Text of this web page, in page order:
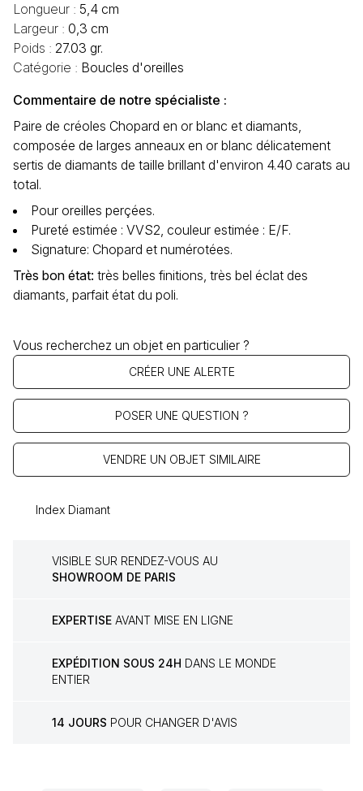
Longueur : 5,4 cm
Largeur : 0,3 cm
Poids : 27.03 gr.
Catégorie : Boucles d'oreilles
Commentaire de notre spécialiste :
Paire de créoles Chopard en or blanc et diamants,
composée de larges anneaux en or blanc délicatement
sertis de diamants de taille brillant d'environ 4.40 carats au
total.
Pour oreilles perçées.
Pureté estimée : VVS2, couleur estimée : E/F.
Signature: Chopard et numérotées.
Très bon état: très belles finitions, très bel éclat des
diamants, parfait état du poli.
Vous recherchez un objet en particulier ?
CRÉER UNE ALERTE
POSER UNE QUESTION ?
VENDRE UN OBJET SIMILAIRE
Index Diamant
VISIBLE SUR RENDEZ-VOUS AU
SHOWROOM DE PARIS
EXPERTISE AVANT MISE EN LIGNE
EXPÉDITION SOUS 24H DANS LE MONDE
ENTIER
14 JOURS POUR CHANGER D'AVIS